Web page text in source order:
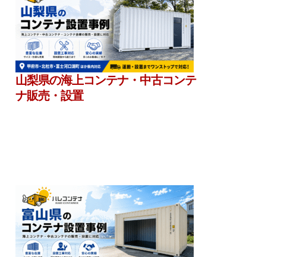
山梨県の海上コンテナ・中古コンテ
ナ販売・設置